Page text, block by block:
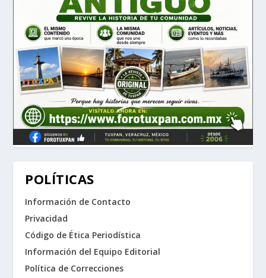
POLÍTICAS
Información de Contacto
Privacidad
Código de Ética Periodística
Información del Equipo Editorial
Política de Correcciones